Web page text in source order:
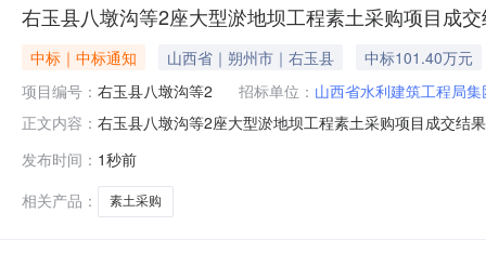
右玉县八墩沟等2座大型淤地坝工程素土采购项目成
中标｜中标通知 山西省｜朔州市｜右玉县
中标101.40万元
项目编号： 右玉县八墩沟等2 招标单位： 山西省水利建筑工程局
正文内容： 右玉县八墩沟等2座大型淤地坝工程素土采购项目成交结
水利建筑工程局集团有限公司四、联系方式：采购单位
方式：15834136076
发布时间： 1秒前
相关产品：
素土采购